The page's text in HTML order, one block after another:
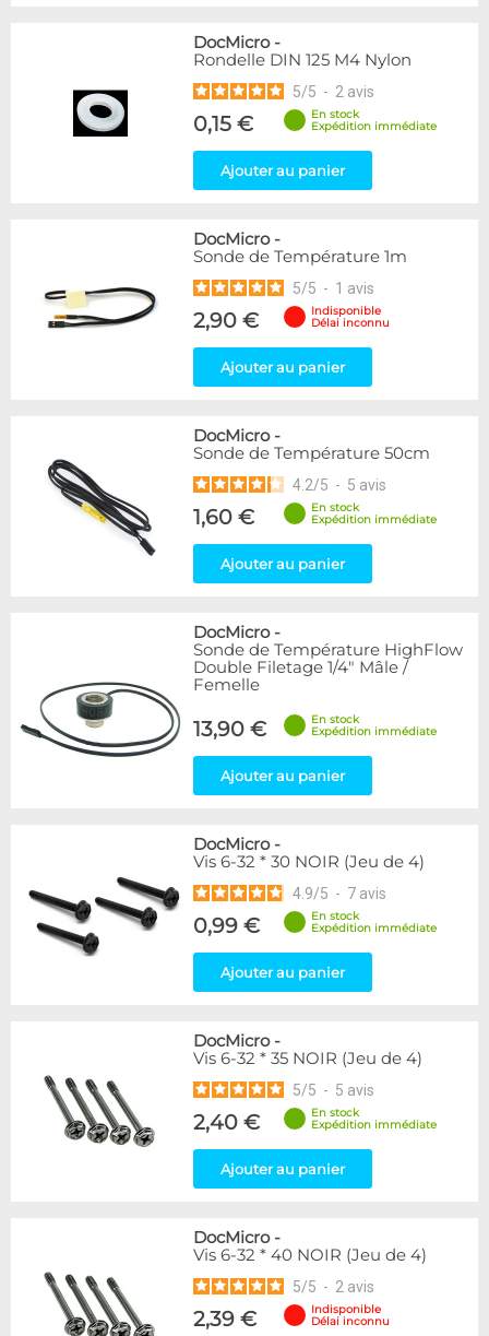
DocMicro-
Rondelle DIN 125 M4 Nylon
5/5 - 2 avis
0,15 €
En stock
Expédition immédiate
Ajouter au panier
DocMicro-
Sonde de Température 1m
5/5 - 1 avis
2,90 €
Indisponible
Délai inconnu
Ajouter au panier
DocMicro-
Sonde de Température 50cm
4.2/5 - 5 avis
1,60 €
En stock
Expédition immédiate
Ajouter au panier
DocMicro-
Sonde de Température HighFlow
Double Filetage 1/4" Mâle /
Femelle
13,90 €
En stock
Expédition immédiate
Ajouter au panier
DocMicro-
Vis 6-32 * 30 NOIR (Jeu de 4)
4.9/5 - 7 avis
0,99 €
En stock
Expédition immédiate
Ajouter au panier
DocMicro-
Vis 6-32 * 35 NOIR (Jeu de 4)
5/5 - 5 avis
2,40 €
En stock
Expédition immédiate
Ajouter au panier
DocMicro-
Vis 6-32 * 40 NOIR (Jeu de 4)
5/5 - 2 avis
2,39 €
Indisponible
Délai inconnu